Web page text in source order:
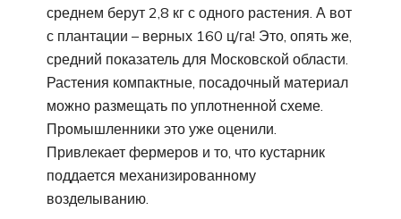
среднем берут 2,8 кг с одного растения. А вот
с плантации – верных 160 ц/га! Это, опять же,
средний показатель для Московской области.
Растения компактные, посадочный материал
можно размещать по уплотненной схеме.
Промышленники это уже оценили.
Привлекает фермеров и то, что кустарник
поддается механизированному
возделыванию.